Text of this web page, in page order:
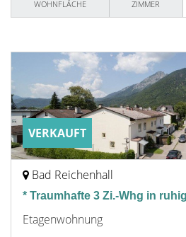
WOHNFLÄCHE
ZIMMER
VERKAUFT
Bad Reichenhall
* Traumhafte 3 Zi.-Whg in
Etagenwohnung